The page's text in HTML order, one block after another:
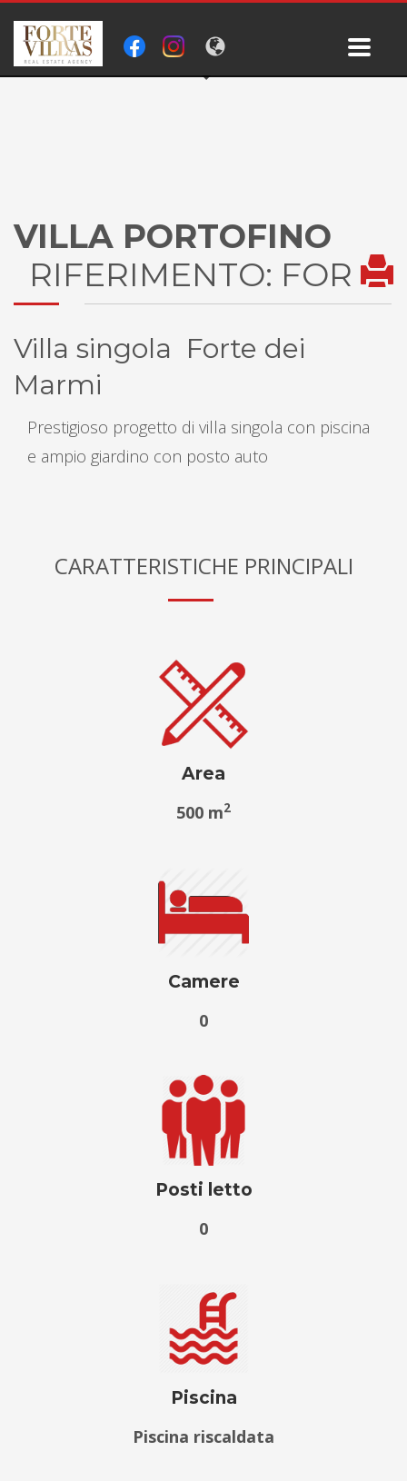
VILLA PORTOFINO
RIFERIMENTO: FOR
Villa singola Forte dei
Marmi
Prestigioso progetto di villa singola con piscina
e ampio giardino con posto auto
CARATTERISTICHE PRINCIPALI
Area
500 m2
Camere
0
Posti letto
0
Piscina
Piscina riscaldata